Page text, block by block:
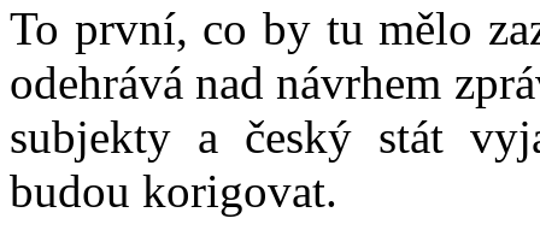
To první, co by tu mělo
odehrává nad návrhem
subjekty a český stát
budou korigovat.